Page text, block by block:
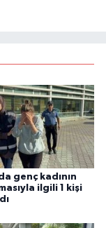
genç kadının
ilgili 1 kişi